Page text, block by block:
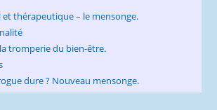
et thérapeutique – le mensonge.
tromperie du bien-être.
dure ? Nouveau mensonge.